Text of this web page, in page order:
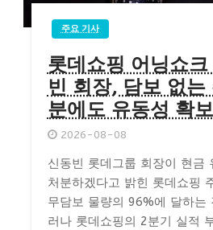
주요 기사
롯데쇼핑 어닝쇼
빈 회장, 담보 없는
분에도 유동성 확
2026-08-08
신동빈 롯데그룹 회장이 현금
처분하겠다고 밝힌 롯데쇼핑
무담보 물량의 96%에 달하는
러나 롯데쇼핑의 2분기 실적